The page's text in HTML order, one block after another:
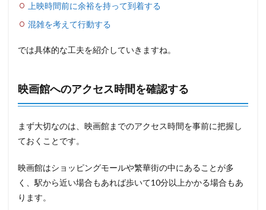
上映時間前に余裕を持って到着する
混雑を考えて行動する
では具体的な工夫を紹介していきますね。
映画館へのアクセス時間を確認する
まず大切なのは、映画館までのアクセス時間を事前に把握し
ておくことです。
映画館はショッピングモールや繁華街の中にあることが多
く、駅から近い場合もあれば歩いて10分以上かかる場合もあ
ります。